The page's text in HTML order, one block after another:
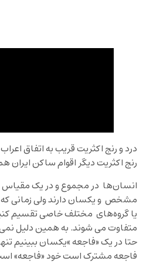
درد و رنج اکثریت قریب به اتفاق
رنج اکثریت دیگر اقوام ساکن
انسان‌ها در مجموع و در یک مقیاس
مشخص و یکسان دارند ولی زمانی که
یا گروه‌های مختلف خاصی تقسیم
متفاوت می شوند. به همین دلیل
حتا در یک «فاجعه »یکسان ببینیم
فاجعه مشترک است خود «فاجعه»